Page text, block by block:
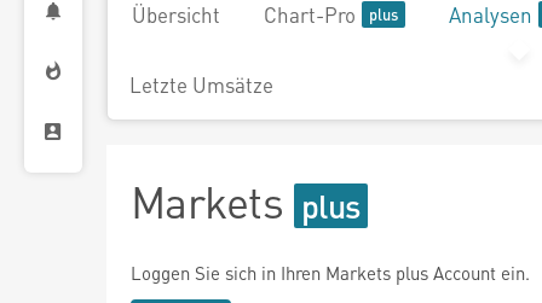
Übersicht Chart-Pro Analysen
Letzte Umsätze
Markets
Loggen Sie sich in Ihren Markets plus Account ein.